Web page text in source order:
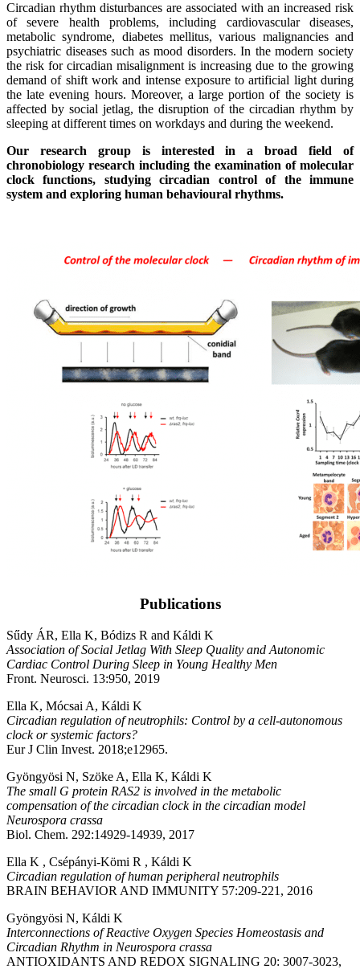
Circadian rhythm disturbances are associated with an increased risk
of severe health problems, including cardiovascular diseases,
metabolic syndrome, diabetes mellitus, various malignancies and
psychiatric diseases such as mood disorders. In the modern society
the risk for circadian misalignment is increasing due to the growing
demand of shift work and intense exposure to artificial light during
the late evening hours. Moreover, a large portion of the society is
affected by social jetlag, the disruption of the circadian rhythm by
sleeping at different times on workdays and during the weekend.
Our research group is interested in a broad field of
chronobiology research including the examination of molecular
clock functions, studying circadian control of the immune
system and exploring human behavioural rhythms.
Publications
Sűdy ÁR, Ella K, Bódizs R and Káldi K
Association of Social Jetlag With Sleep Quality and Autonomic
Cardiac Control During Sleep in Young Healthy Men
Front. Neurosci. 13:950, 2019
Ella K, Mócsai A, Káldi K
Circadian regulation of neutrophils: Control by a cell-autonomous
clock or systemic factors?
Eur J Clin Invest. 2018;e12965.
Gyöngyösi N, Szöke A, Ella K, Káldi K
The small G protein RAS2 is involved in the metabolic
compensation of the circadian clock in the circadian model
Neurospora crassa
Biol. Chem. 292:14929-14939, 2017
Ella K , Csépányi-Kömi R , Káldi K
Circadian regulation of human peripheral neutrophils
BRAIN BEHAVIOR AND IMMUNITY 57:209-221, 2016
Gyöngyösi N, Káldi K
Interconnections of Reactive Oxygen Species Homeostasis and
Circadian Rhythm in Neurospora crassa
ANTIOXIDANTS AND REDOX SIGNALING 20: 3007-3023,